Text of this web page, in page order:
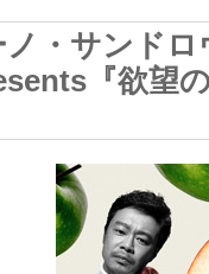
ノ・サンド
『欲望